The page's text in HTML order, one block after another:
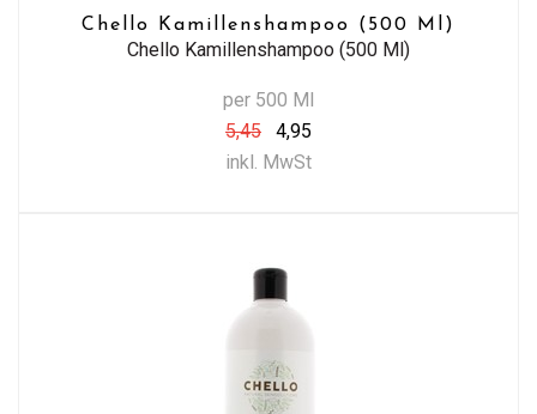
Chello Kamillenshampoo (500 Ml)
Chello Kamillenshampoo (500 Ml)
per 500 Ml
5,45
4,95
inkl. MwSt